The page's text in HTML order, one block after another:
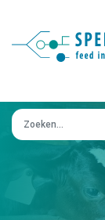
Zoeken op: